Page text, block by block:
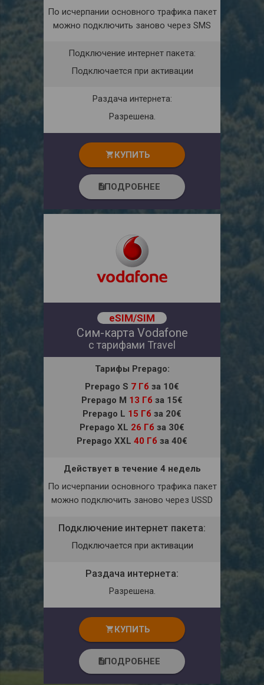
По исчерпании основного трафика пакет
можно подключить заново через SMS
Подключение интернет пакета:
Подключается при активации
Раздача интернета:
Разрешена.
shopping_cart КУПИТЬ
descriptionПОДРОБНЕЕ
eSIM/SIM
Сим-карта Vodafone
с тарифами Travel
Тарифы Prepago:
Prepago S 7 Гб за 10€
Prepago M 13 Гб за 15€
Prepago L 15 Гб за 20€
Prepago XL 26 Гб за 30€
Prepago XXL 40 Гб за 40€
Действует в течение 4 недель
По исчерпании основного трафика пакет
можно подключить заново через USSD
Подключение интернет пакета:
Подключается при активации
Раздача интернета:
Разрешена.
shopping_cart КУПИТЬ
descriptionПОДРОБНЕЕ